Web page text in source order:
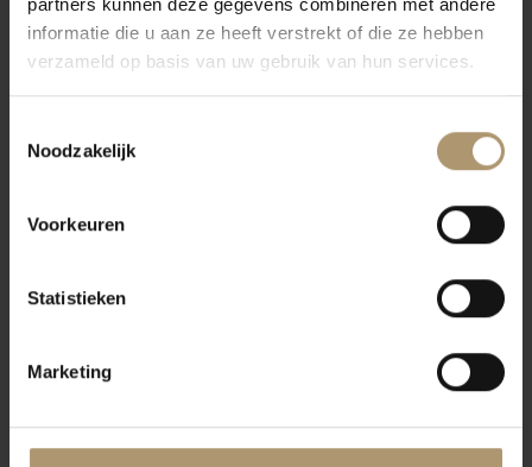
partners kunnen deze gegevens combineren met andere
informatie die u aan ze heeft verstrekt of die ze hebben
verzameld op basis van uw gebruik van hun services.
Noodzakelijk
Voorkeuren
Statistieken
Marketing